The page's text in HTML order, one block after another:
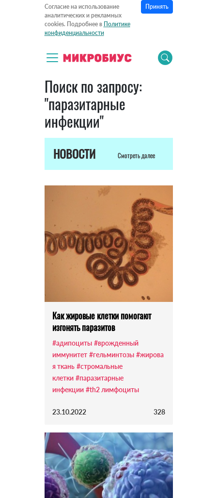
Согласие на использование
аналитических и рекламных
cookies. Подробнее в Политике
конфиденциальности
Принять
Поиск по запросу:
"паразитарные
инфекции"
НОВОСТИ Смотреть далее
Как жировые клетки помогают
изгонять паразитов
#адипоциты #врожденный
иммунитет #гельминтозы #жирова
я ткань #стромальные
клетки #паразитарные
инфекции #th2 лимфоциты
23.10.2022 328